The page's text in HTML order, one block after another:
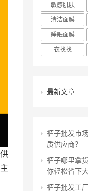
敏感肌肤
清洁面膜
睡眠面膜
衣找找
最新文章
裤子批发市
质供应商？
裤子哪里拿
你轻松省下
裤子批发工